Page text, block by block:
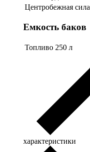
Центробежная сила
Емкость баков
Топливо 250 л
характеристики